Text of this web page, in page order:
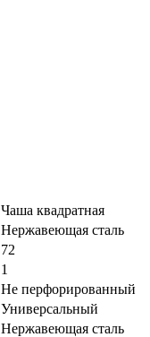
Чаша квадратная
Нержавеющая сталь
72
1
Не перфорированный
Универсальный
Нержавеющая сталь